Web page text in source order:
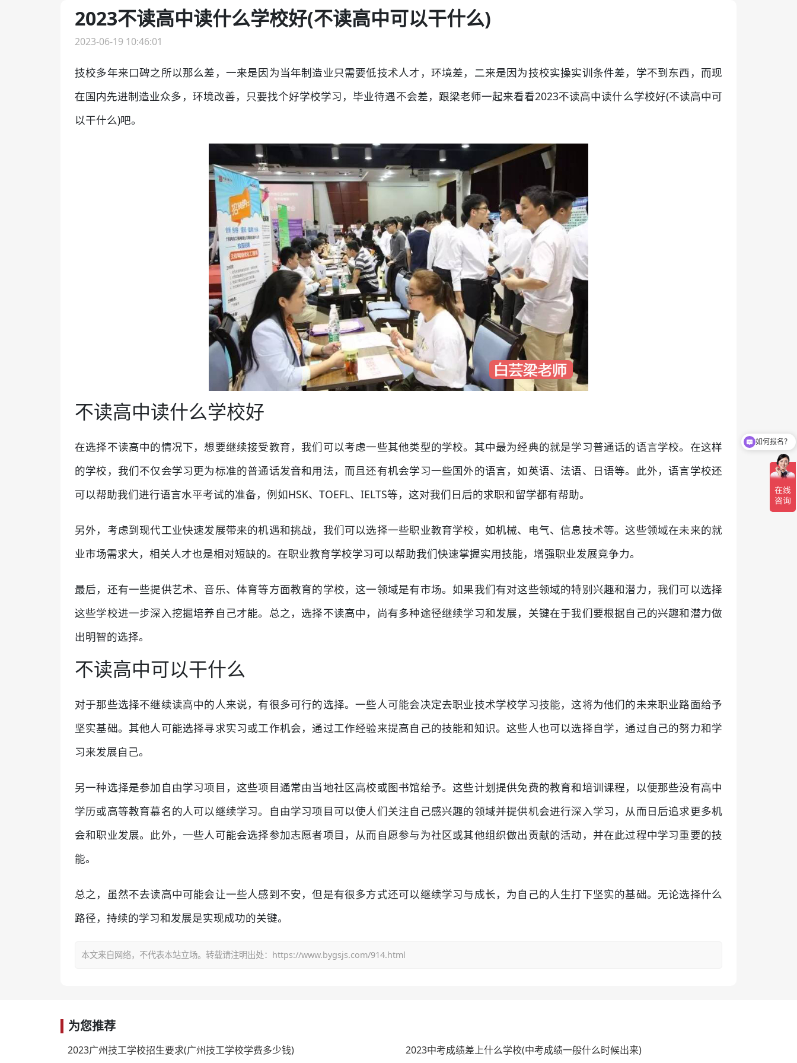
2023不读高中读什么学校好(不读高中可以干什么)
2023-06-19 10:46:01
技校多年来口碑之所以那么差，一来是因为当年制造业只需要低技术人才，环境差，二来是因为技校实操实训条件差，学不到东西，而现
在国内先进制造业众多，环境改善，只要找个好学校学习，毕业待遇不会差，跟梁老师一起来看看2023不读高中读什么学校好(不读高中可
以干什么)吧。
不读高中读什么学校好
在选择不读高中的情况下，想要继续接受教育，我们可以考虑一些其他类型的学校。其中最为经典的就是学习普通话的语言学校。在这样
的学校，我们不仅会学习更为标准的普通话发音和用法，而且还有机会学习一些国外的语言，如英语、法语、日语等。此外，语言学校还
可以帮助我们进行语言水平考试的准备，例如HSK、TOEFL、IELTS等，这对我们日后的求职和留学都有帮助。
另外，考虑到现代工业快速发展带来的机遇和挑战，我们可以选择一些职业教育学校，如机械、电气、信息技术等。这些领域在未来的就
业市场需求大，相关人才也是相对短缺的。在职业教育学校学习可以帮助我们快速掌握实用技能，增强职业发展竞争力。
最后，还有一些提供艺术、音乐、体育等方面教育的学校，这一领域是有市场。如果我们有对这些领域的特别兴趣和潜力，我们可以选择
这些学校进一步深入挖掘培养自己才能。总之，选择不读高中，尚有多种途径继续学习和发展，关键在于我们要根据自己的兴趣和潜力做
出明智的选择。
不读高中可以干什么
对于那些选择不继续读高中的人来说，有很多可行的选择。一些人可能会决定去职业技术学校学习技能，这将为他们的未来职业路面给予
坚实基础。其他人可能选择寻求实习或工作机会，通过工作经验来提高自己的技能和知识。这些人也可以选择自学，通过自己的努力和学
习来发展自己。
另一种选择是参加自由学习项目，这些项目通常由当地社区高校或图书馆给予。这些计划提供免费的教育和培训课程，以便那些没有高中
学历或高等教育慕名的人可以继续学习。自由学习项目可以使人们关注自己感兴趣的领域并提供机会进行深入学习，从而日后追求更多机
会和职业发展。此外，一些人可能会选择参加志愿者项目，从而自愿参与为社区或其他组织做出贡献的活动，并在此过程中学习重要的技
能。
总之，虽然不去读高中可能会让一些人感到不安，但是有很多方式还可以继续学习与成长，为自己的人生打下坚实的基础。无论选择什么
路径，持续的学习和发展是实现成功的关键。
本文来自网络，不代表本站立场。转载请注明出处：https://www.bygsjs.com/914.html
为您推荐
2023广州技工学校招生要求(广州技工学校学费多少钱) 2023中考成绩差上什么学校(中考成绩一般什么时候出来)
如何报名？